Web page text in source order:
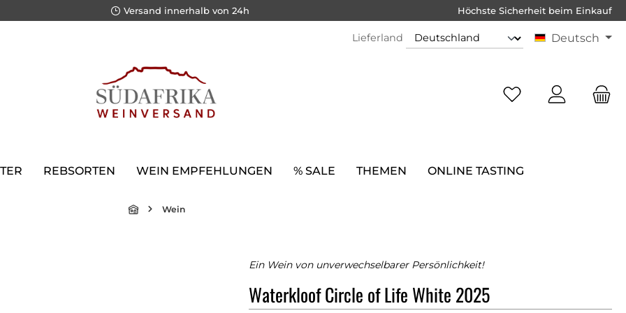
Versand innerhalb von 24h Höchste Sicherheit beim Einkauf
Lieferland Deutsch
REBSORTEN WEIN EMPFEHLUNGEN % SALE THEMEN ONLINE TASTING
Wein
Ein Wein von unverwechselbarer Persönlichkeit!
Waterkloof Circle of Life White 2025